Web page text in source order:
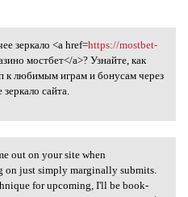
зеркало <a href
зеркало <a href=https://mostbet-
мостбет</a>? Узнайте, как
к любимым играм и бонусам через
сайта.
out on your
out on your site when
on just simply marginally submits.
for upcoming, I'll be book-